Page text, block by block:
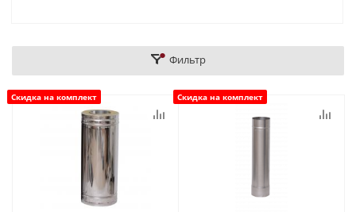
Фильтр
Скидка на комплект Скидка на комплект